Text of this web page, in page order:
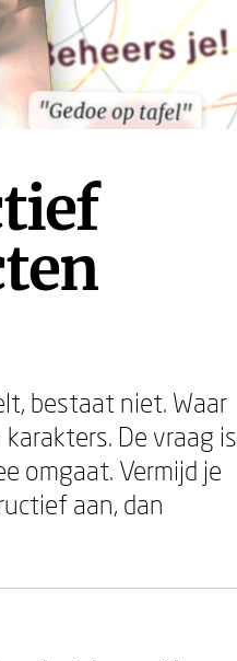
"Gedoe op tafel"
"Gedoe op tafel"
bestaat niet. Waar
De vraag is
omgaat. Vermijd je
aan, dan